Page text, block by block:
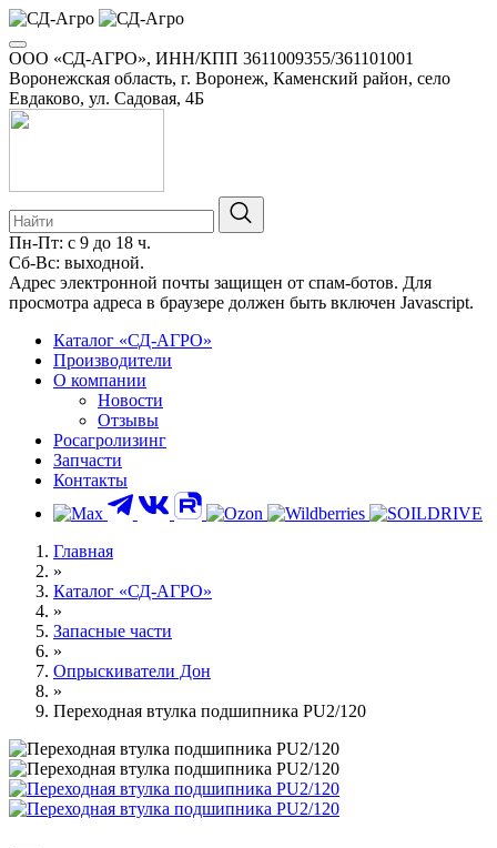
ООО «СД-АГРО», ИНН/КПП 3611009355/361101001
Воронежская область, г. Воронеж, Каменский район, село
Евдаково, ул. Садовая, 4Б
Пн-Пт: с 9 до 18 ч.
Сб-Вс: выходной.
Адрес электронной почты защищен от спам-ботов. Для
просмотра адреса в браузере должен быть включен Javascript.
Каталог «СД-АГРО»
Производители
О компании
Новости
Отзывы
Росагролизинг
Запчасти
Контакты
Главная
»
Каталог «СД-АГРО»
»
Запасные части
»
Опрыскиватели Дон
»
Переходная втулка подшипника PU2/120